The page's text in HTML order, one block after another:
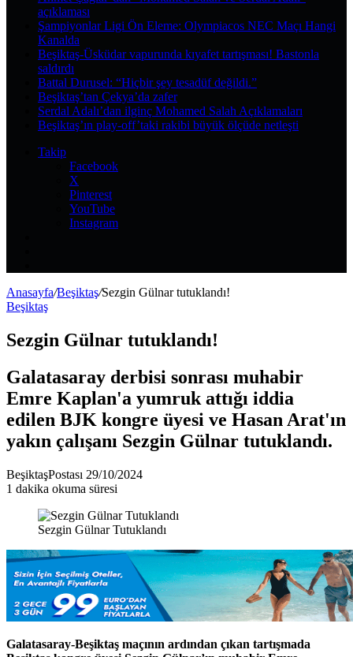
açıklaması
Şampiyonlar Ligi Ön Eleme: Olympiacos NEC Maçı Hangi
Kanalda
Beşiktaş-Üsküdar vapurunda kıyafet tartışması! Bastonla
saldırdı
Battal Durusel: “Hiçbir şey tesadüf değildi.”
Beşiktaş’tan Çekya’da zafer
Serdal Adalı’dan ilginç Mohamed Salah Açıklamaları
Beşiktaş’ın play-off’taki rakibi büyük ölçüde netleşti
Takip
Facebook
X
Pinterest
YouTube
Instagram
Anasayfa/Beşiktaş/Sezgin Gülnar tutuklandı!
Beşiktaş
Sezgin Gülnar tutuklandı!
Galatasaray derbisi sonrası muhabir
Emre Kaplan'a yumruk attığı iddia
edilen BJK kongre üyesi ve Hasan Arat'ın
yakın çalışanı Sezgin Gülnar tutuklandı.
BeşiktaşPostası Bir
e-
göndermek
29/10/2024
1 dakika okuma süresi
Sezgin Gülnar Tutuklandı
Galatasaray-Beşiktaş maçının ardından çıkan tartışmada